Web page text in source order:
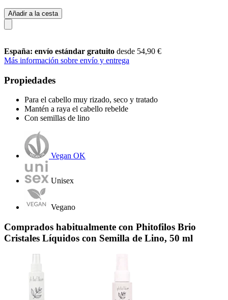
Añadir a la cesta
España: envío estándar gratuito desde 54,90 €
Más información sobre envío y entrega
Propiedades
Para el cabello muy rizado, seco y tratado
Mantén a raya el cabello rebelde
Con semillas de lino
Vegan OK
Unisex
Vegano
Comprados habitualmente con Phitofilos Brio
Cristales Líquidos con Semilla de Lino, 50 ml